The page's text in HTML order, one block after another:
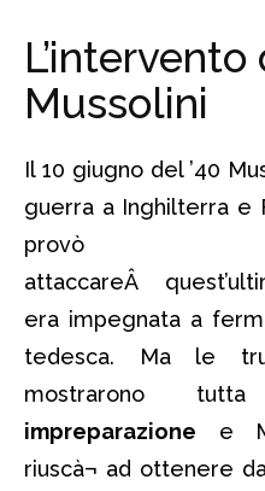
L’intervento
Mussolini
Il 10 giugno del ’40
guerra a Inghilterra e
attaccareÂ
era impegnata a
tedesca. Ma le
mostrarono
impreparazione e
riuscà¬ ad ottenere